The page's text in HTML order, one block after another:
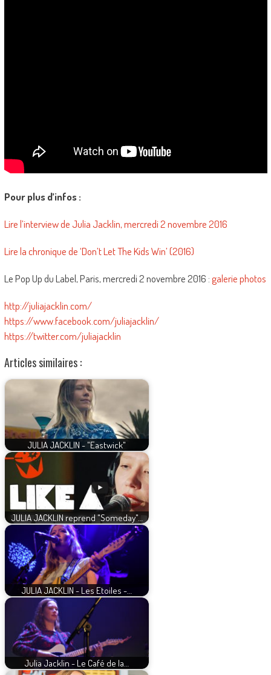
Pour plus d’infos :
Lire l’interview de Julia Jacklin, mercredi 2 novembre 2016
Lire la chronique de ‘Don’t Let The Kids Win’ (2016)
Le Pop Up du Label, Paris, mercredi 2 novembre 2016 :galerie photos
http://juliajacklin.com/
https://www.facebook.com/juliajacklin/
https://twitter.com/juliajacklin
Articles similaires :
JULIA JACKLIN - "Eastwick"
JULIA JACKLIN reprend "Someday"…
JULIA JACKLIN - Les Etoiles -…
Julia Jacklin - Le Café de la…